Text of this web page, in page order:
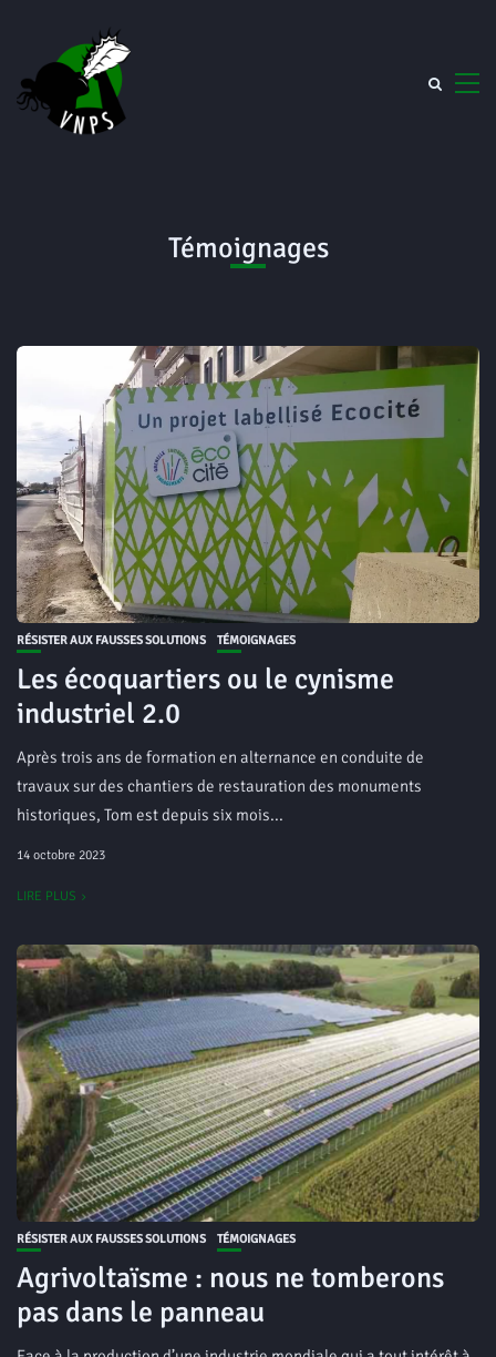
Témoignages
RÉSISTER AUX FAUSSES SOLUTIONS TÉMOIGNAGES
Les écoquartiers ou le cynisme
industriel 2.0
Après trois ans de formation en alternance en conduite de
travaux sur des chantiers de restauration des monuments
historiques, Tom est depuis six mois...
14 octobre 2023
LIRE PLUS
RÉSISTER AUX FAUSSES SOLUTIONS TÉMOIGNAGES
Agrivoltaïsme : nous ne tomberons
pas dans le panneau